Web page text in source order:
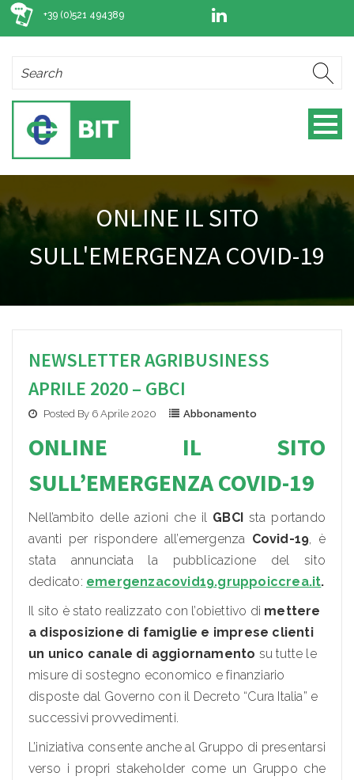
+39 (0)521 494389
ONLINE IL SITO
SULL'EMERGENZA COVID-19
NEWSLETTER AGRIBUSINESS
APRILE 2020 – GBCI
Posted By 6 Aprile 2020 Abbonamento
ONLINE IL SITO
SULL’EMERGENZA COVID-19
Nell’ambito delle azioni che il GBCI sta portando
avanti per rispondere all’emergenza Covid-19, è
stata annunciata la pubblicazione del sito
dedicato: emergenzacovid19.gruppoiccrea.it.
Il sito è stato realizzato con l’obiettivo di mettere
a disposizione di famiglie e imprese clienti
un unico canale di aggiornamento su tutte le
misure di sostegno economico e finanziario
disposte dal Governo con il Decreto “Cura Italia” e
successivi provvedimenti.
L’iniziativa consente anche al Gruppo di presentarsi
verso i propri stakeholder come un Gruppo che